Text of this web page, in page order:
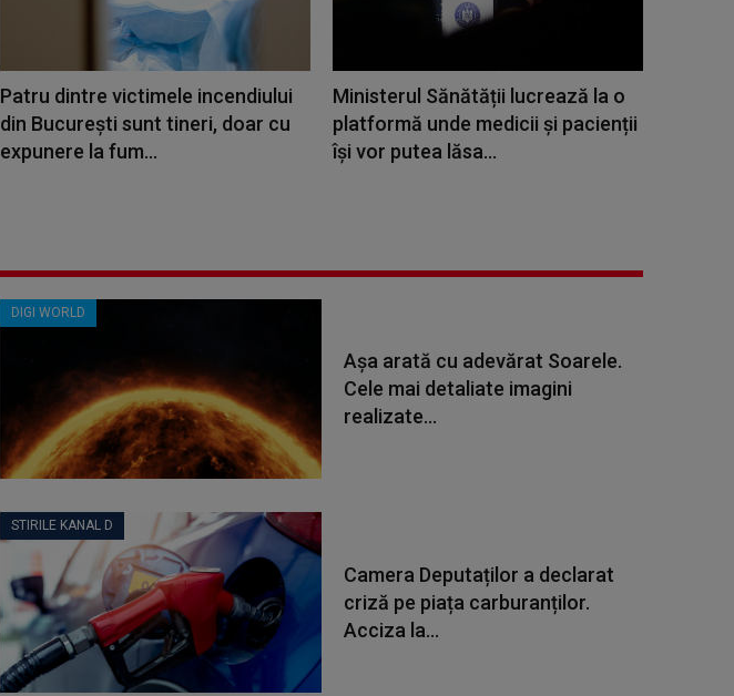
Patru dintre victimele incendiului
din București sunt tineri, doar cu
expunere la fum...
Ministerul Sănătății lucrează la o
platformă unde medicii și pacienții
își vor putea lăsa...
DIGI WORLD
Așa arată cu adevărat Soarele.
Cele mai detaliate imagini
realizate...
STIRILE KANAL D
Camera Deputaților a declarat
criză pe piața carburanților.
Acciza la...